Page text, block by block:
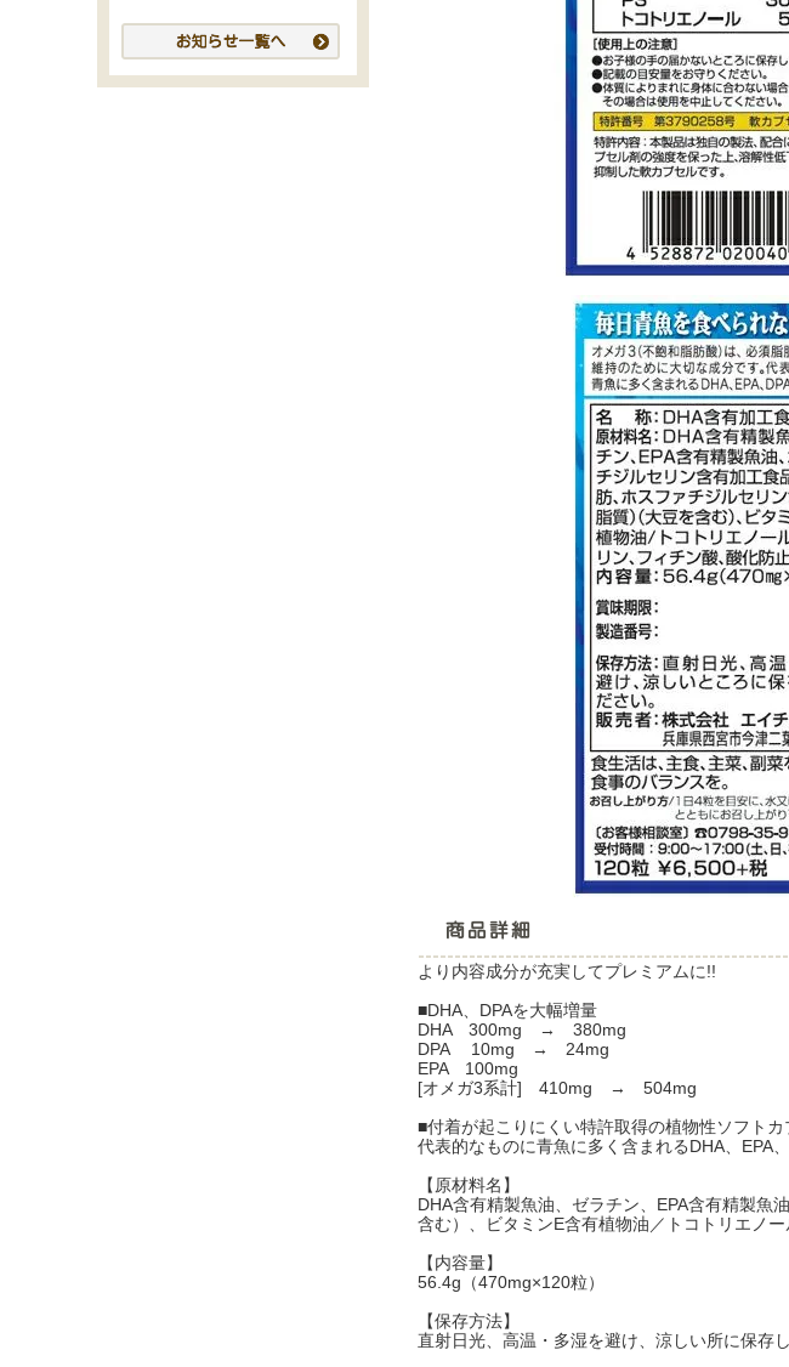
より内容成分が充実してプレミアムに!!
■DHA、DPAを大幅増量
DHA 300mg → 380mg
DPA 10mg → 24mg
EPA 100mg
[オメガ3系計] 410mg → 504mg
■付着が起こりにくい特許取得の植物性ソフト
代表的なものに青魚に多く含まれるDHA、EPA、
【原材料名】
DHA含有精製魚油、ゼラチン、EPA含有精製魚
含む）、ビタミンE含有植物油／トコトリエノ
【内容量】
56.4g（470mg×120粒）
【保存方法】
直射日光、高温・多湿を避け、涼しい所に保存し